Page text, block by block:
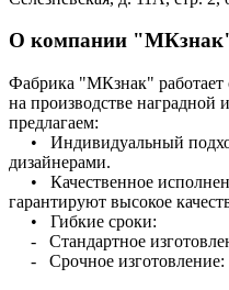
О компании
Фабрика "МКзнак" работает
на производстве
предлагаем:
• Индивидуальный
дизайнерами.
• Качественное
гарантируют высокое
• Гибкие сроки:
- Стандартное
- Срочное изготовление: